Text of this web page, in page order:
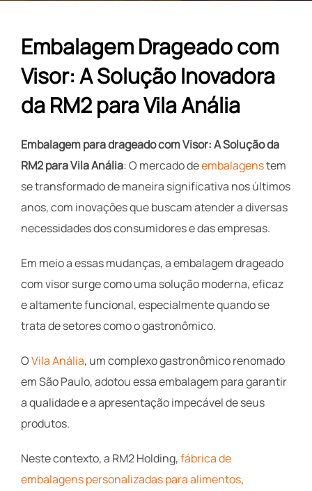
Embalagem Drageado com
Visor: A Solução Inovadora
da RM2 para Vila Anália
Embalagem para drageado com Visor: A Solução da
RM2 para Vila Anália: O mercado deembalagenstem
se transformado de maneira significativa nos últimos
anos, com inovações que buscam atender a diversas
necessidades dos consumidores e das empresas.
Em meio a essas mudanças, a embalagem drageado
com visor surge como uma solução moderna, eficaz
e altamente funcional, especialmente quando se
trata de setores como o gastronômico.
OVila Anália, um complexo gastronômico renomado
em São Paulo, adotou essa embalagem para garantir
a qualidade e a apresentação impecável de seus
produtos.
Neste contexto, a RM2 Holding,fábrica de
embalagens personalizadas para alimentos,